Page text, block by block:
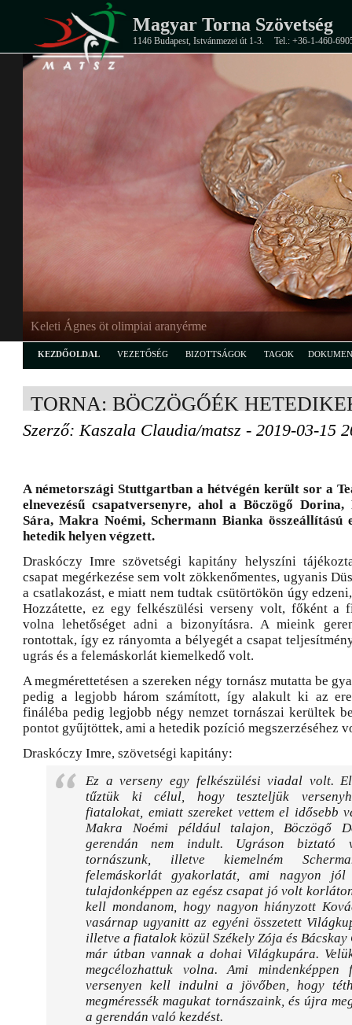
Magyar Torna Szövetség
1146 Budapest, Istvánmezei út 1-3. Tel.: +36-1-460-
Keleti Ágnes öt olimpiai aranyérme
KEZDŐOLDAL VEZETŐSÉG BIZOTTSÁGOK TAGOK
TORNA: BÖCZÖGŐÉK
Szerző: Kaszala Claudia/matsz - 2019-03-15
A németországi Stuttgartban a hétvégén került sor a
elnevezésű csapatversenyre, ahol a Böczögő
Sára, Makra Noémi, Schermann Bianka összeállítású
hetedik helyen végzett.
Draskóczy Imre szövetségi kapitány helyszíni
csapat megérkezése sem volt zökkenőmentes, ugyanis
a csatlakozást, e miatt nem tudtak csütörtökön úgy
Hozzátette, ez egy felkészülési verseny volt, főként a
volna lehetőséget adni a bizonyításra. A mieink
rontottak, így ez rányomta a bélyegét a csapat
ugrás és a felemáskorlát kiemelkedő volt.
A megmérettetésen a szereken négy tornász mutatta be
pedig a legjobb három számított, így alakult ki az
fináléba pedig legjobb négy nemzet tornászai kerültek
pontot gyűjtöttek, ami a hetedik pozíció megszerzéséhez
Draskóczy Imre, szövetségi kapitány:
Ez a verseny egy felkészülési viadal volt.
tűztük ki célul, hogy teszteljük
fiatalokat, emiatt szereket vettem el idősebb
Makra Noémi például talajon, Böczögő
gerendán nem indult. Ugráson biztató
tornászunk, illetve kiemelném
felemáskorlát gyakorlatát, ami nagyon
tulajdonképpen az egész csapat jó volt
kell mondanom, hogy nagyon hiányzott
vasárnap ugyanitt az egyéni összetett
illetve a fiatalok közül Székely Zója és Bácskay
már útban vannak a dohai Világkupára.
megcélozhattuk volna. Ami mindenképpen
versenyen kell indulni a jövőben, hogy
megméressék magukat tornászaink, és újra
a gerendán való kezdést.